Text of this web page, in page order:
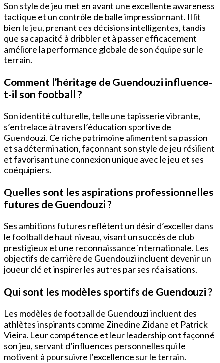
Son style de jeu met en avant une excellente awareness
tactique et un contrôle de balle impressionnant. Il lit
bien le jeu, prenant des décisions intelligentes, tandis
que sa capacité à dribbler et à passer efficacement
améliore la performance globale de son équipe sur le
terrain.
Comment l’héritage de Guendouzi influence-
t-il son football ?
Son identité culturelle, telle une tapisserie vibrante,
s’entrelace à travers l’éducation sportive de
Guendouzi. Ce riche patrimoine alimentent sa passion
et sa détermination, façonnant son style de jeu résilient
et favorisant une connexion unique avec le jeu et ses
coéquipiers.
Quelles sont les aspirations professionnelles
futures de Guendouzi ?
Ses ambitions futures reflètent un désir d’exceller dans
le football de haut niveau, visant un succès de club
prestigieux et une reconnaissance internationale. Les
objectifs de carrière de Guendouzi incluent devenir un
joueur clé et inspirer les autres par ses réalisations.
Qui sont les modèles sportifs de Guendouzi ?
Les modèles de football de Guendouzi incluent des
athlètes inspirants comme Zinedine Zidane et Patrick
Vieira. Leur compétence et leur leadership ont façonné
son jeu, servant d’influences personnelles qui le
motivent à poursuivre l’excellence sur le terrain.